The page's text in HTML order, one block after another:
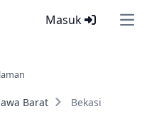
Masuk
Barat Bekasi